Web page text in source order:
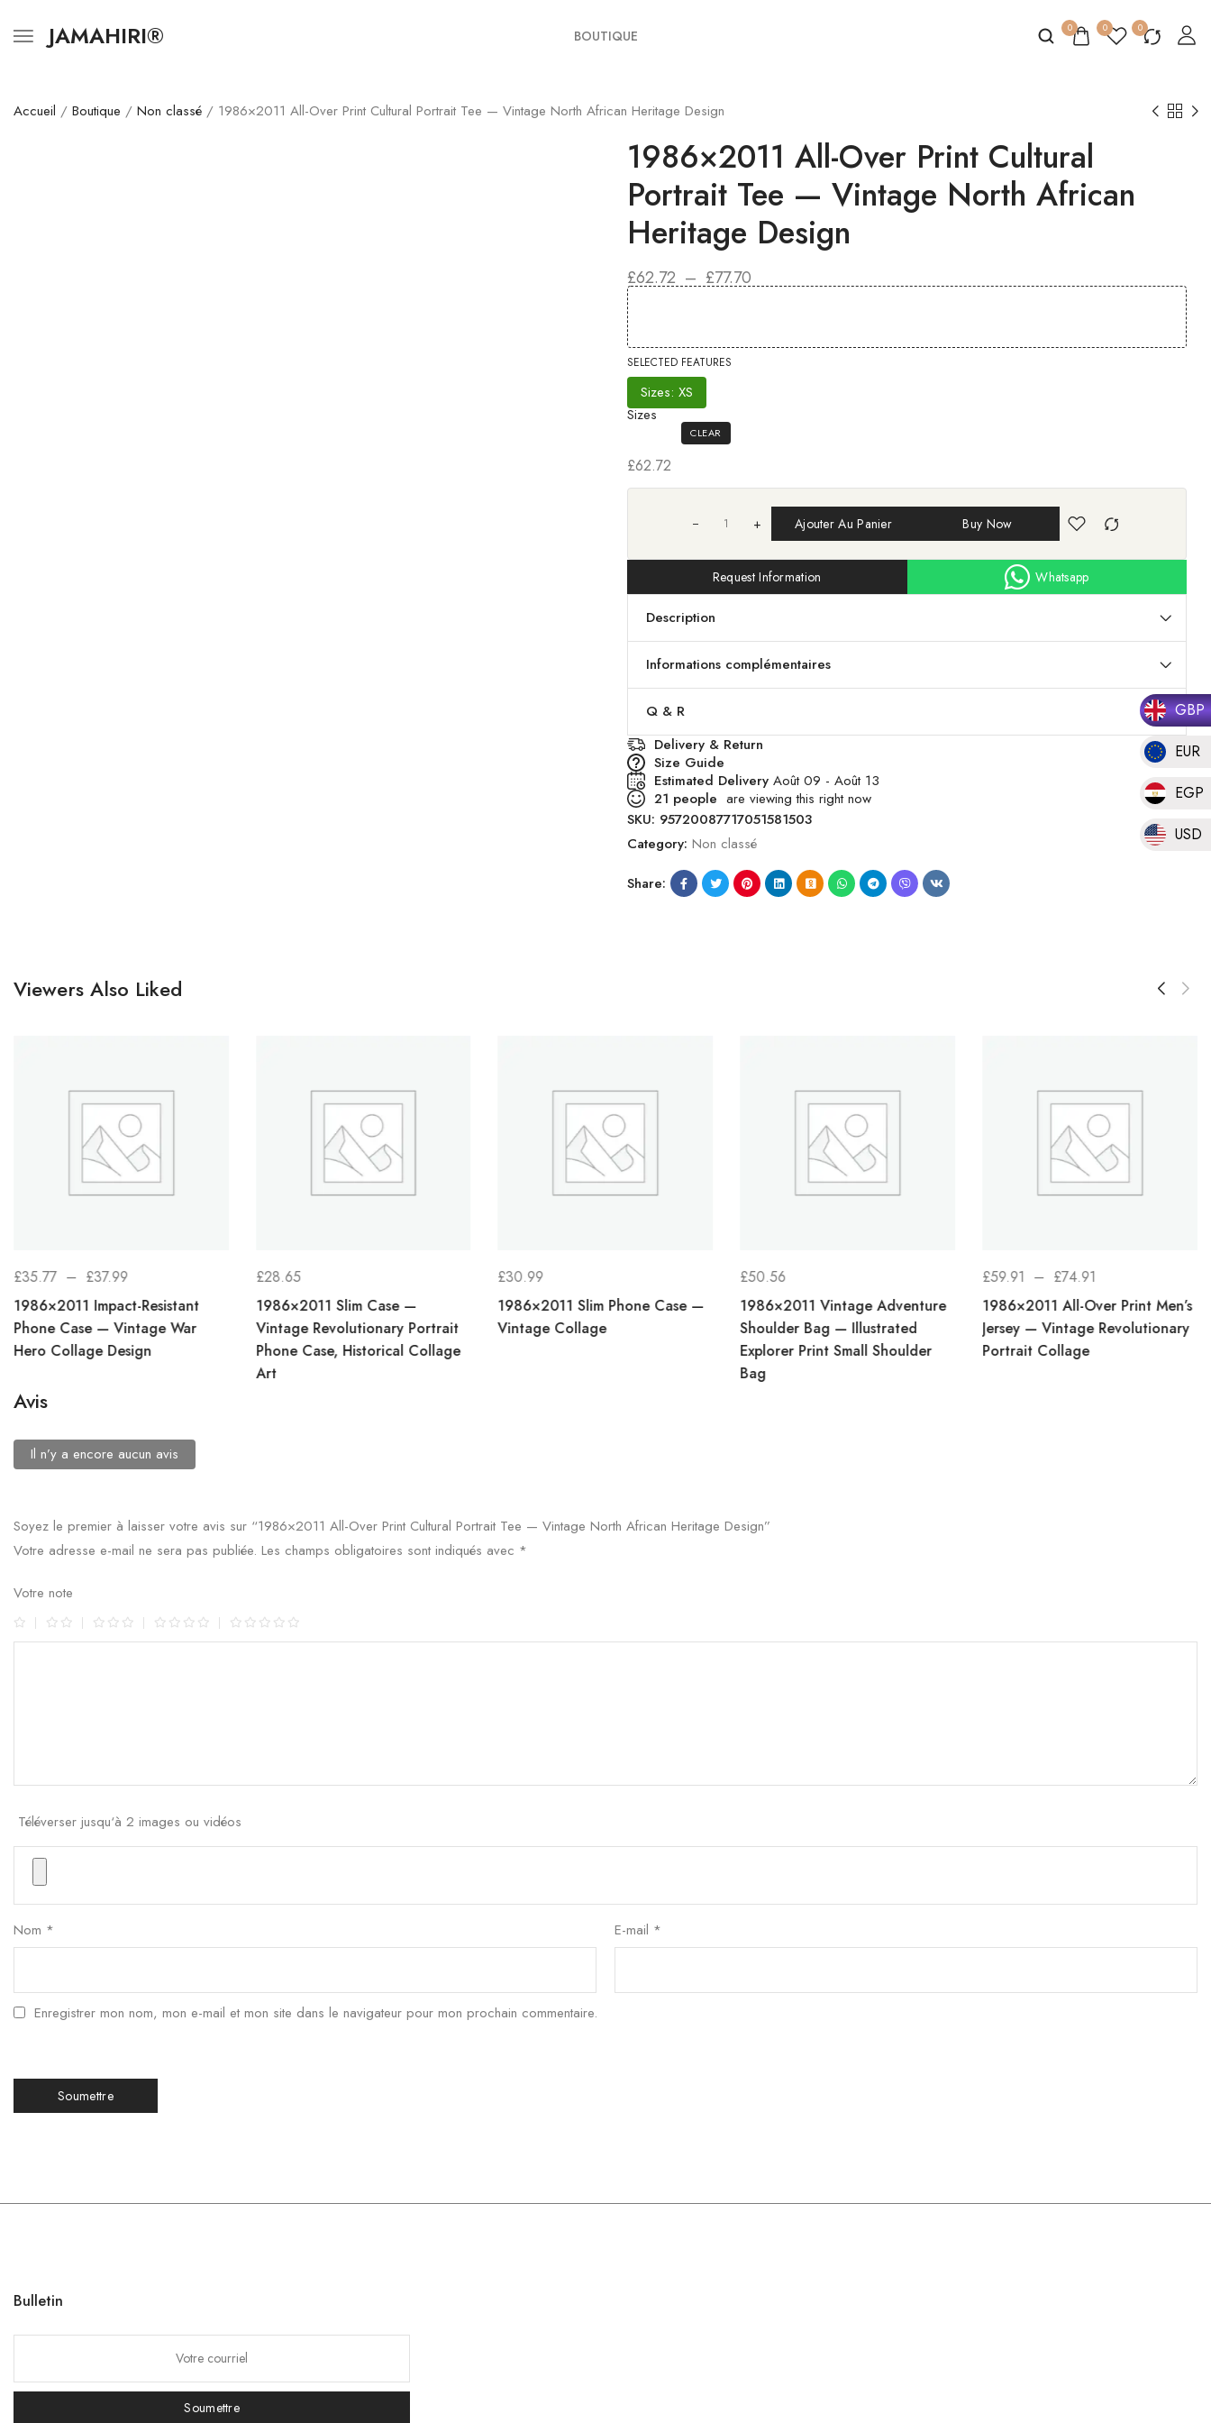
GBP
EUR
EGP
USD
JAMAHIRI® BOUTIQUE 0 0 0
Accueil / Boutique / Non classé / 1986×2011 All-Over Print Cultural Portrait Tee — Vintage North African Heritage Design
1986×2011 All-Over Print Cultural
Portrait Tee — Vintage North African
Heritage Design
£62.72 – £77.70
DE
À
SELECTED FEATURES
Sizes: XS
Sizes
CLEAR
£62.72
+ Ajouter Au Panier Buy Now
Request Information Whatsapp
Description
Informations complémentaires
Q & R
Delivery & Return
Size Guide
Estimated Delivery Août 09 - Août 13
21 people are viewing this right now
SKU: 95720087717051581503
Category: Non classé
Share:
Viewers Also Liked
£35.77 – £37.99PLAGE
DE
PRIX :
£35.77
1986×2011 Impact-Resistant
Phone Case — Vintage War
Hero Collage Design
£28.65
1986×2011 Slim Case —
Vintage Revolutionary Portrait
Phone Case, Historical Collage
Art
£30.99
1986×2011 Slim Phone Case —
Vintage Collage
£50.56
1986×2011 Vintage Adventure
Shoulder Bag — Illustrated
Explorer Print Small Shoulder
Bag
£59.91 – £74.91
DE
PRIX :
1986×2011 All-Over Print Men’s
Jersey — Vintage Revolutionary
Portrait Collage
Avis
Il n’y a encore aucun avis
Soyez le premier à laisser votre avis sur “1986×2011 All-Over Print Cultural Portrait Tee — Vintage North African Heritage Design”
Votre adresse e-mail ne sera pas publiée. Les champs obligatoires sont indiqués avec *
Votre note
Téléverser jusqu‘à 2 images ou vidéos
Nom * E-mail *
Enregistrer mon nom, mon e-mail et mon site dans le navigateur pour mon prochain commentaire.
Bulletin
Soumettre